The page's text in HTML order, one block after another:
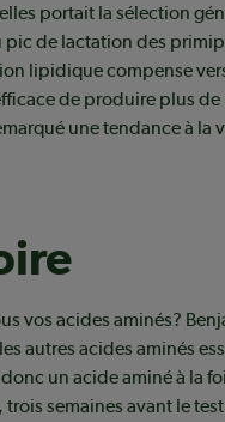
portait la sélection
de lactation des
lipidique compense
de produire plus
une tendance à
vos acides aminés?
autres acides aminés
un acide aminé à la
semaines avant le